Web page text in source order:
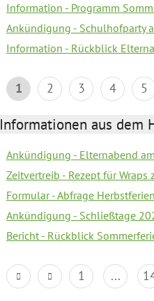
Information - Programm
Ankündigung - Schulhofparty
Information - Rückblick
1 2 3 4 5
Informationen aus dem
Ankündigung - Elternabend
Zeitvertreib - Rezept für Wraps
Formular - Abfrage
Ankündigung - Schließtage
Bericht - Rückblick
1 ...